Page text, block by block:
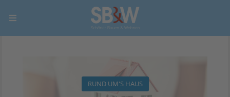
RUND UM'S HAUS